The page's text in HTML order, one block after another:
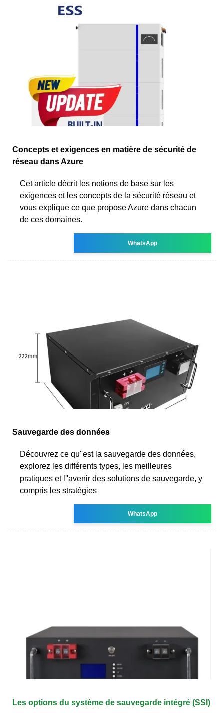
Concepts et exigences en matière de sécurité de
réseau dans Azure
Cet article décrit les notions de base sur les
exigences et les concepts de la sécurité réseau et
vous explique ce que propose Azure dans chacun
de ces domaines.
WhatsApp
Sauvegarde des données
Découvrez ce qu''est la sauvegarde des données,
explorez les différents types, les meilleures
pratiques et l''avenir des solutions de sauvegarde, y
compris les stratégies
WhatsApp
Les options du système de sauvegarde intégré (SSI)